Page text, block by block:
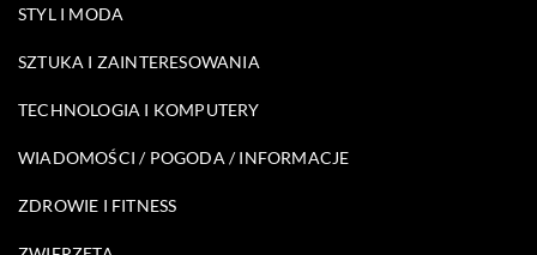
STYL I MODA
SZTUKA I ZAINTERESOWANIA
TECHNOLOGIA I KOMPUTERY
WIADOMOŚCI / POGODA / INFORMACJE
ZDROWIE I FITNESS